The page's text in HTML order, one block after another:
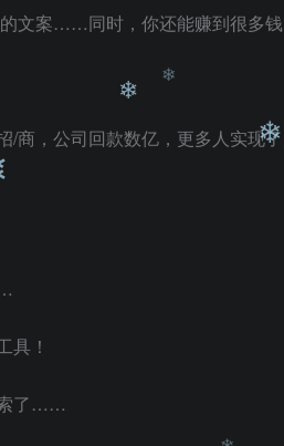
文案……同时，你还能赚到很多钱
/商，公司回款数亿，更多人实现
具！
索了……
❄